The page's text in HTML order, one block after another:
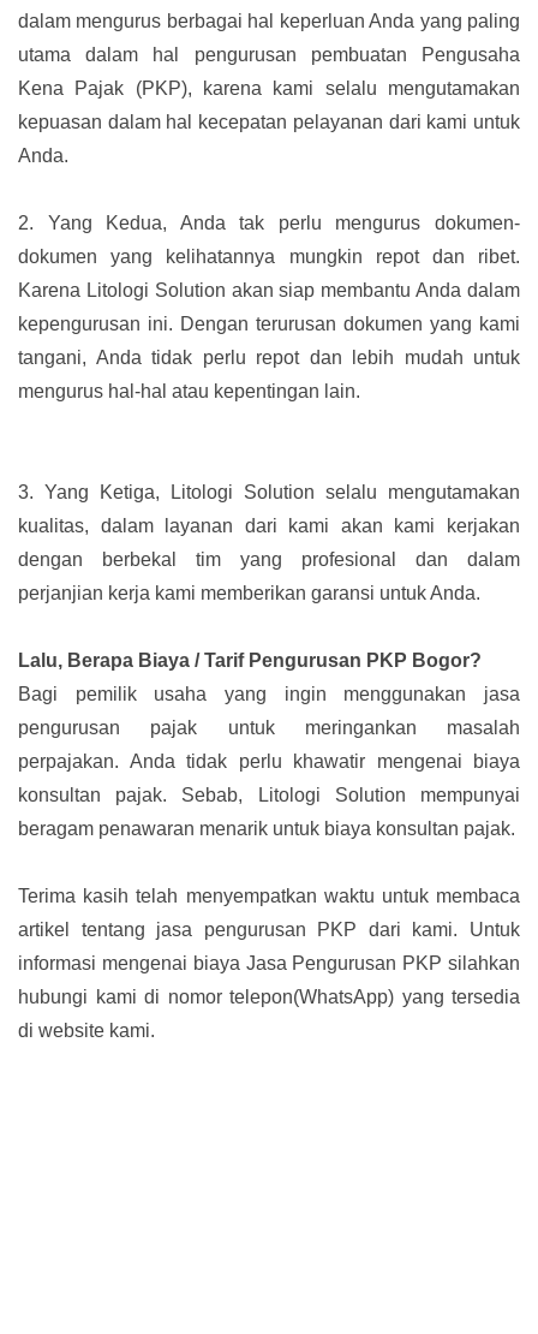
dalam mengurus berbagai hal keperluan Anda yang paling
utama dalam hal pengurusan pembuatan Pengusaha
Kena Pajak (PKP), karena kami selalu mengutamakan
kepuasan dalam hal kecepatan pelayanan dari kami untuk
Anda.
2.
Yang Kedua, Anda tak perlu mengurus dokumen-
dokumen yang kelihatannya mungkin repot dan ribet.
Karena Litologi Solution akan siap membantu Anda dalam
kepengurusan ini. Dengan terurusan dokumen yang kami
tangani, Anda tidak perlu repot dan lebih mudah untuk
mengurus hal-hal atau kepentingan lain.
3. Yang Ketiga, Litologi Solution selalu mengutamakan
kualitas, dalam layanan dari kami akan kami kerjakan
dengan berbekal tim yang profesional dan dalam
perjanjian kerja kami memberikan garansi untuk Anda.
Lalu, Berapa Biaya / Tarif Pengurusan PKP Bogor?
Bagi pemilik usaha yang ingin menggunakan jasa
pengurusan pajak untuk meringankan masalah
perpajakan. Anda tidak perlu khawatir mengenai biaya
konsultan pajak. Sebab, Litologi Solution mempunyai
beragam penawaran menarik untuk biaya konsultan pajak.
Terima kasih telah menyempatkan waktu untuk membaca
artikel tentang jasa pengurusan PKP dari kami. Untuk
informasi mengenai biaya Jasa Pengurusan PKP silahkan
hubungi kami di nomor telepon(WhatsApp) yang tersedia
di website kami.